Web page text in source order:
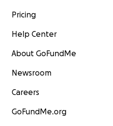
Pricing
Help Center
About GoFundMe
Newsroom
Careers
GoFundMe.org